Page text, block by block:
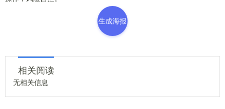
生成海报
相关阅读
无相关信息